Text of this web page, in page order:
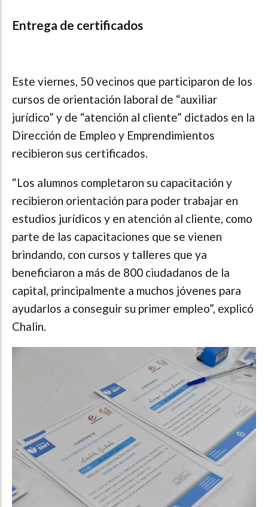
Entrega de certificados
Este viernes, 50 vecinos que participaron de los
cursos de orientación laboral de “auxiliar
jurídico” y de “atención al cliente” dictados en la
Dirección de Empleo y Emprendimientos
recibieron sus certificados.
“Los alumnos completaron su capacitación y
recibieron orientación para poder trabajar en
estudios jurídicos y en atención al cliente, como
parte de las capacitaciones que se vienen
brindando, con cursos y talleres que ya
beneficiaron a más de 800 ciudadanos de la
capital, principalmente a muchos jóvenes para
ayudarlos a conseguir su primer empleo”, explicó
Chalin.